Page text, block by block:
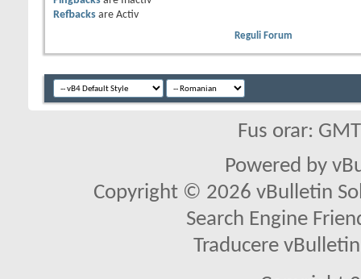
Refbacks are Activ
Reguli Forum
Fus orar:
Powered by
Copyright © 2026 vBulletin
Search Engine
Traducere